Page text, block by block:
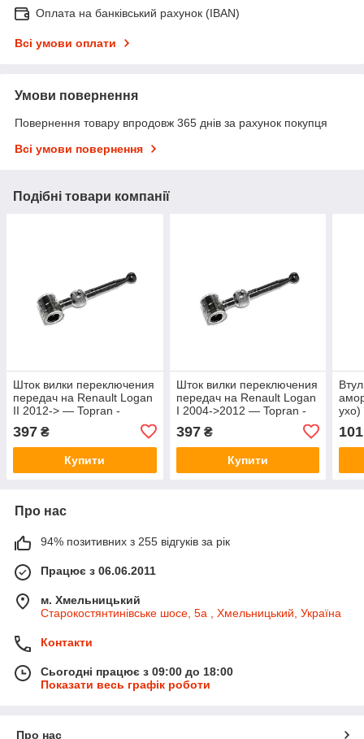
Оплата на банківський рахунок (IBAN)
Всі умови оплати
Умови повернення
Повернення товару впродовж 365 днів за рахунок покупця
Всі умови повернення
Подібні товари компанії
Шток вилки переключения
передач на Renault Logan
II 2012-> — Topran -
397 ₴
Купити
Шток вилки переключения
передач на Renault Logan
I 2004->2012 — Topran -
397₴
Купити
101
Про нас
94% позитивних з 255 відгуків за рік
Працює з 06.06.2011
м. Хмельницький
Старокостянтинівське шосе, 5а , Хмельницький, Україна
Контакти
Сьогодні працює з 09:00 до 18:00
Показати весь графік роботи
Про нас